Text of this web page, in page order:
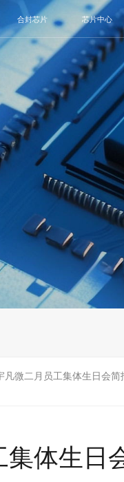
合封芯片 芯片中心
凡微二月员工集体生日会简
体生日